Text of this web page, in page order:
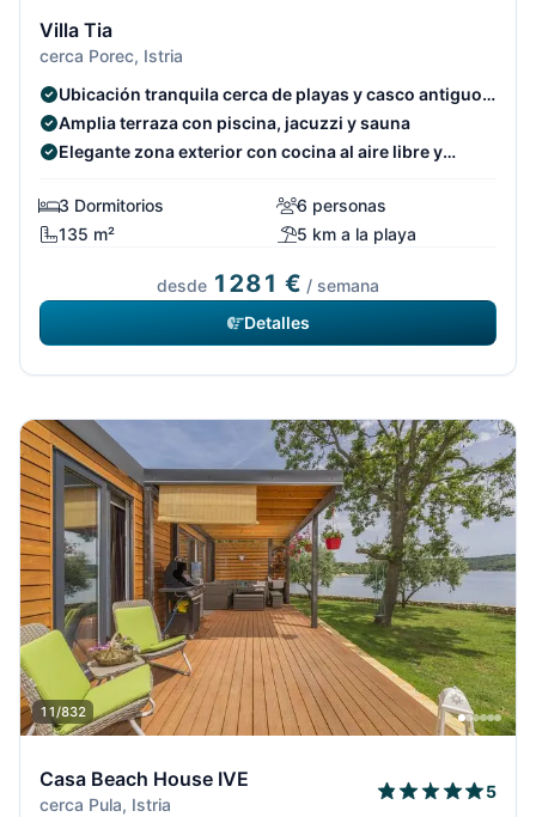
Villa Tia
cerca Porec, Istria
Ubicación tranquila cerca de playas y casco antiguo
de Poreč
Amplia terraza con piscina, jacuzzi y sauna
Elegante zona exterior con cocina al aire libre y
3 Dormitorios
6 personas
135 m²
5 km a la playa
desde 1281 € / semana
Detalles
11/832
Casa Beach House IVE
cerca Pula, Istria
5